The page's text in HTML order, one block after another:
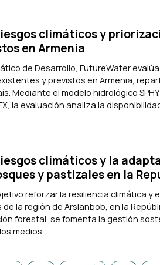
climáticos y
en Armenia
de Desarrollo, FutureWater
y previstos en Armenia,
Mediante el modelo hidrológico
la evaluación analiza la
climáticos y la
y pastizales en la
reforzar la resiliencia climática y
la región de Arslanbob, en la
forestal, se fomenta la gestión
medios...